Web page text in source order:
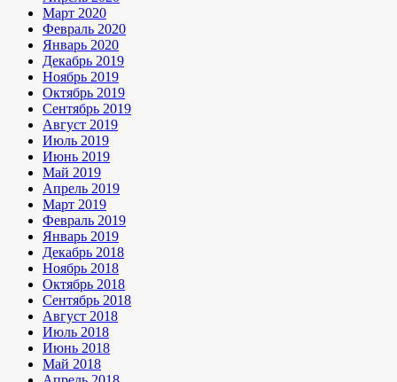
Март 2020
Февраль 2020
Январь 2020
Декабрь 2019
Ноябрь 2019
Октябрь 2019
Сентябрь 2019
Август 2019
Июль 2019
Июнь 2019
Май 2019
Апрель 2019
Март 2019
Февраль 2019
Январь 2019
Декабрь 2018
Ноябрь 2018
Октябрь 2018
Сентябрь 2018
Август 2018
Июль 2018
Июнь 2018
Май 2018